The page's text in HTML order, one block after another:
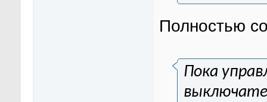
Полностью
Пока